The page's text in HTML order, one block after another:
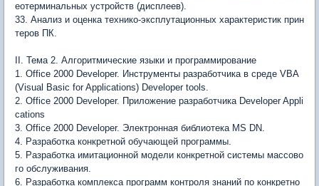
еотерминальных устройств (дисплеев).
33. Анализ и оценка технико-эксплутационных характеристик прин
теров ПК.
II. Тема 2. Алгоритмические языки и программирование
1. Office 2000 Developer. Инструменты разработчика в среде VBA
(Visual Basic for Applications) Developer tools.
2. Office 2000 Developer. Приложение разработчика Developer Appli
cations
3. Office 2000 Developer. Электронная библиотека MS DN.
4. Разработка конкретной обучающей программы.
5. Разработка имитационной модели конкретной системы массово
го обслуживания.
6. Разработка комплекса программ контроля знаний по конкретно